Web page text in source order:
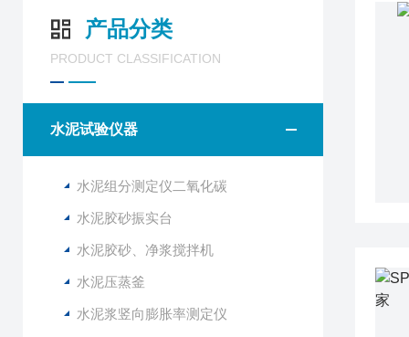
产品分类
PRODUCT CLASSIFICATION
水泥试验仪器
水泥组分测定仪二氧化碳
水泥胶砂振实台
水泥胶砂、净浆搅拌机
水泥压蒸釜
水泥浆竖向膨胀率测定仪